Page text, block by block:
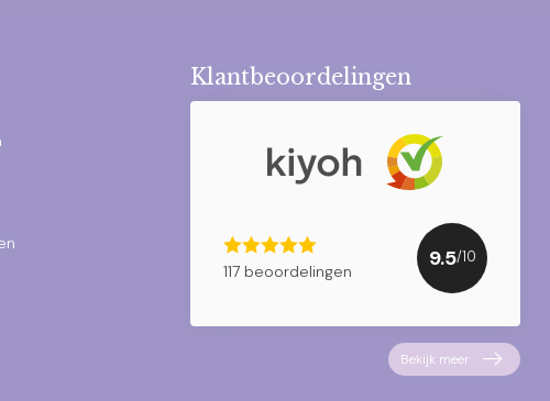
Klantbeoordelingen
117 beoordelingen
9.5/10
Bekijk meer